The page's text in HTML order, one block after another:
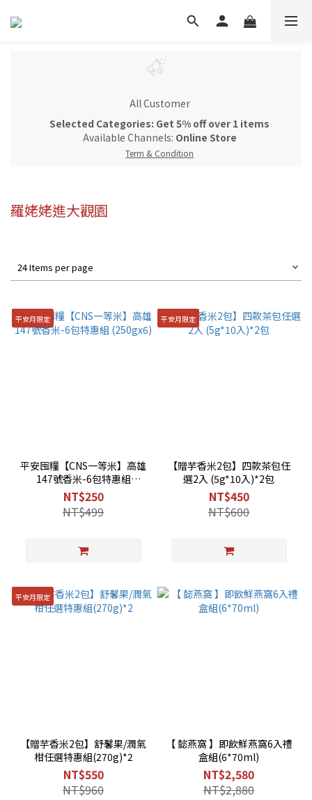
All Customer
Selected Categories: Get 5% off over 1 items
Available Channels: Online Store
Term & Condition
羅姥姥進大觀園
24 Items per page
平安月限定
平安囤糧【CNS一等米】高雄
147號香米-6包特惠組
(250gx6)
NT$250
NT$499
平安月限定
【贈芋香米2包】四款茶包任
選2入 (5g*10入)*2包
NT$450
NT$600
平安月限定
【贈芋香米2包】舒馨果/潤氣
柑任選特惠組(270g)*2
NT$550
NT$960
【 懿燕窩 】即飲鮮燕窩6入禮
盒組(6*70ml)
NT$2,580
NT$2,880